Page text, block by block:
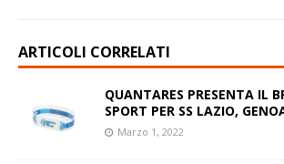
ARTICOLI CORRELATI
QUANTARES PRESENTA IL
SPORT PER SS LAZIO,
Marzo 1, 2022